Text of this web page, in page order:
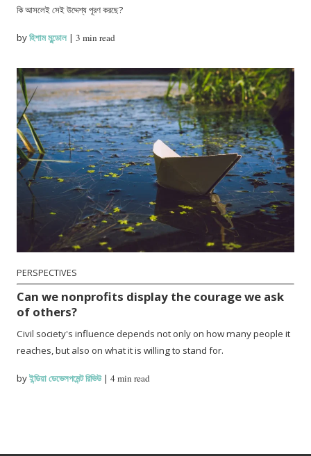
কি আসলেই সেই উদ্দেশ্য পূরণ করছে?
byহিশাম মুন্ডোল |3 min read
PERSPECTIVES
Can we nonprofits display the courage we ask
of others?
Civil society's influence depends not only on how many people it
reaches, but also on what it is willing to stand for.
byইন্ডিয়া ডেভেলপমেন্ট রিভিউ |4 min read